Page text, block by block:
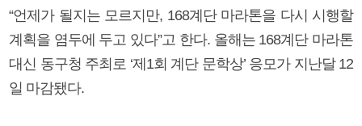
“언제가 될지는 모르지만, 168계단 마라톤을 다시 시행할
계획을 염두에 두고 있다”고 한다. 올해는 168계단 마라톤
대신 동구청 주최로 ‘제1회 계단 문학상’ 응모가 지난달 12
일 마감됐다.